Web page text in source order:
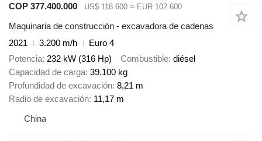
COP 377.400.000
US$ 118.600 ≈ EUR 102.600
Maquinaria de construcción - excavadora de cadenas
2021
3.200 m/h
Euro 4
Potencia 232 kW (316 Hp) Combustible diésel
Capacidad de carga 39.100 kg
Profundidad de excavación 8,21 m
Radio de excavación 11,17 m
China